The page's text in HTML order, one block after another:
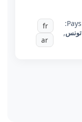
Pays:
تونس,
fr
ar